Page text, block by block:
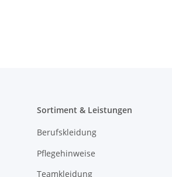
Sortiment & Leistungen
Berufskleidung
Pflegehinweise
Teamkleidung